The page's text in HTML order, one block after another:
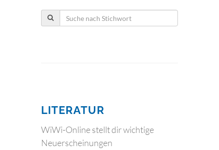
LITERATUR
WiWi-Online stellt dir wichtige
Neuerscheinungen